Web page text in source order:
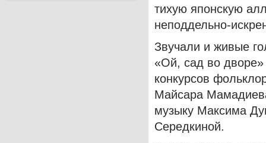
тихую японскую
неподдельно-
Звучали и живые
«Ой, сад во дворе»
конкурсов
Майсара
музыку Максима
Середкиной.